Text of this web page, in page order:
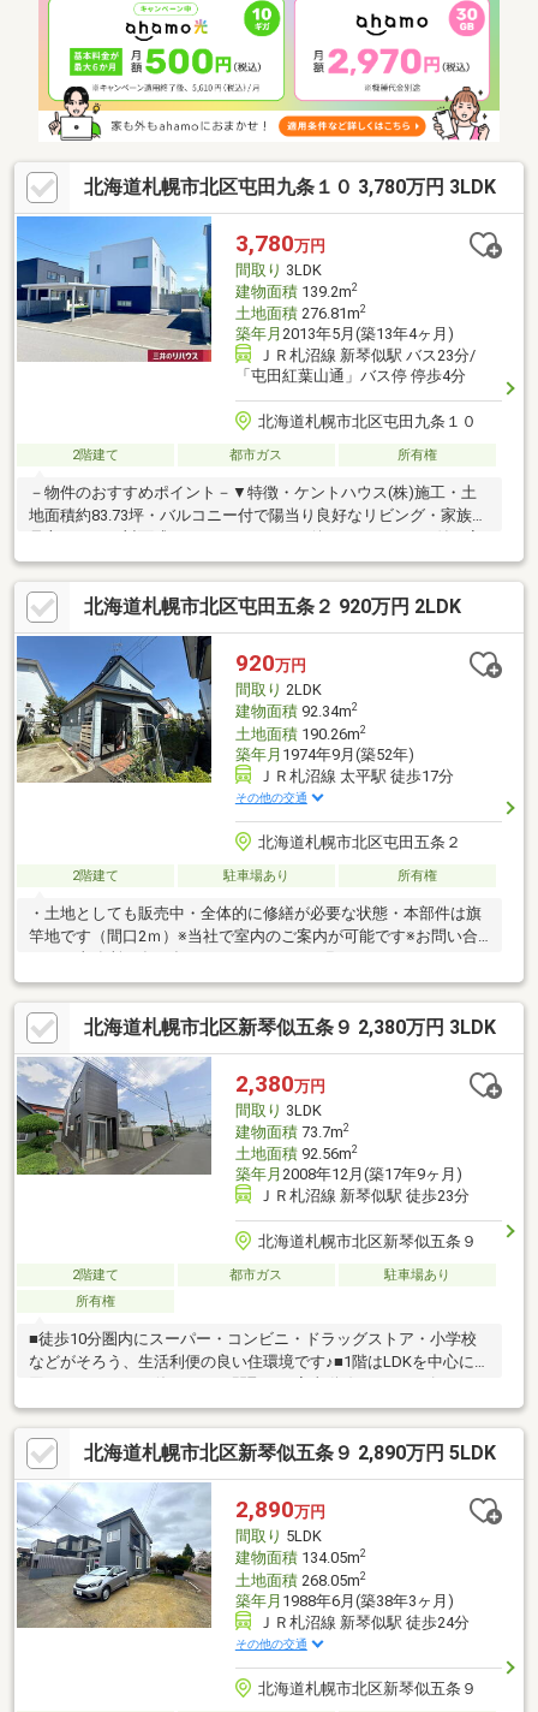
ジョーズ 屋根/外壁塗装 水回り取替（キッチン・バス・洗面化粧
台・トイレ） エアコン新設 内装：壁（クロス貼替・タイル施工）
床（フロアタイル、CF貼り） 和室→洋室へ＊－＊＊－＊＊－＊＊
－＊◇売却のご相談もお任せを◇お家を売りたい方お気軽に→電
話：011-351-0453まで。
北海道札幌市北区屯田九条１０ 3,780万円 3LDK
3,780万円
間取り 3LDK
建物面積139.2m2
土地面積276.81m2
築年月 2013年5月(築13年4ヶ月)
ＪＲ札沼線 新琴似駅 バス23分/
「屯田紅葉山通」バス停 停歩4分
北海道札幌市北区屯田九条１０
2階建て 都市ガス 所有権
－物件のおすすめポイント－▼特徴・ケントハウス(株)施工・土
地面積約83.73坪・バルコニー付で陽当り良好なリビング・家族を
事室有・1階に約2.5帖の書斎を設置・WICやSICの他、随所に収納
有・4台駐車可能(カーポート2台分有／車種による)▼設備・IHコ
ンロ、食洗機・エコジョーズ(都市ガス)・電動物干しユニット▼
周辺環境・ホクレンショップFoodFarm屯田8条店 徒歩4分(約
280m)■ ご希望の住まい探しをお手伝いします ━━━━━・・・
物件の詳細・ご相談はお気軽にお問い合わせください。
北海道札幌市北区屯田五条２ 920万円 2LDK
920万円
間取り 2LDK
建物面積92.34m2
土地面積190.26m2
築年月 1974年9月(築52年)
ＪＲ札沼線 太平駅 徒歩17分
その他の交通
北海道札幌市北区屯田五条２
2階建て 駐車場あり 所有権
・土地としても販売中・全体的に修繕が必要な状態・本部件は旗
竿地です（間口2ｍ）※当社で室内のご案内が可能です※お問い合
北海道札幌市北区新琴似五条９ 2,380万円 3LDK
2,380万円
間取り 3LDK
建物面積73.7m2
土地面積92.56m2
築年月 2008年12月(築17年9ヶ月)
ＪＲ札沼線 新琴似駅 徒歩23分
北海道札幌市北区新琴似五条９
2階建て 都市ガス
駐車場あり
所有権
■徒歩10分圏内にスーパー・コンビニ・ドラッグストア・小学校
などがそろう、生活利便の良い住環境です♪■1階はLDKを中心に水
♪■2階は全室洋室の3LDK！各居室に収納があり、寝室・子ども部
屋・書斎など用途に合わせて使えます♪■新琴似エリアで戸建てを
お探しの方におすすめです！現況優先となります♪お気軽にお問い
合わせください♪（TEL:011-790-8100）
北海道札幌市北区新琴似五条９ 2,890万円 5LDK
2,890万円
間取り 5LDK
建物面積134.05m2
土地面積268.05m2
築年月 1988年6月(築38年3ヶ月)
ＪＲ札沼線 新琴似駅 徒歩24分
その他の交通
北海道札幌市北区新琴似五条９